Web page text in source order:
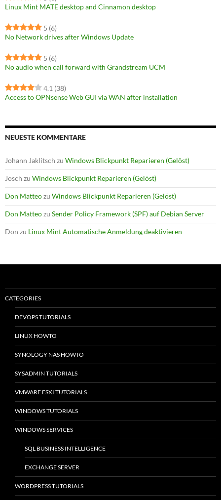
Linux Mint MATE desktop and Cinnamon desktop
5 (6)
No Network drives after Windows Update
5 (6)
No audio when call forward with Grandstream UCM
4.1 (38)
Access to OPNsense Web GUI via WAN after installation
NEUESTE KOMMENTARE
Johann Jaklitsch zu Windows Blickpunkt Reparieren (Gelöst)
Josch zu Windows Blickpunkt Reparieren (Gelöst)
Don Matteozu Windows Blickpunkt Reparieren (Gelöst)
Don Matteozu Sender Policy Framework (SPF) auf Debian Server
Don zu Linux Mint Automatische Anmeldung deaktivieren
CATEGORIES
DEVOPS TUTORIALS
LINUX HOWTO
SYNOLOGY NAS HOWTO
SYSADMIN TUTORIALS
VMWARE ESXI TUTORIALS
WINDOWS TUTORIALS
WINDOWS SERVICES
SQL BUSINESS INTELLIGENCE
EXCHANGE SERVER
WORDPRESS TUTORIALS